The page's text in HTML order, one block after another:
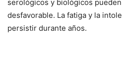
serológicos y biológicos
desfavorable. La fatiga y la
persistir durante años.